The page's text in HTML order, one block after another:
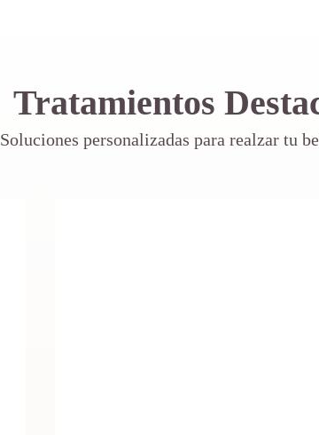
Tratamientos
Soluciones personalizadas para realzar tu